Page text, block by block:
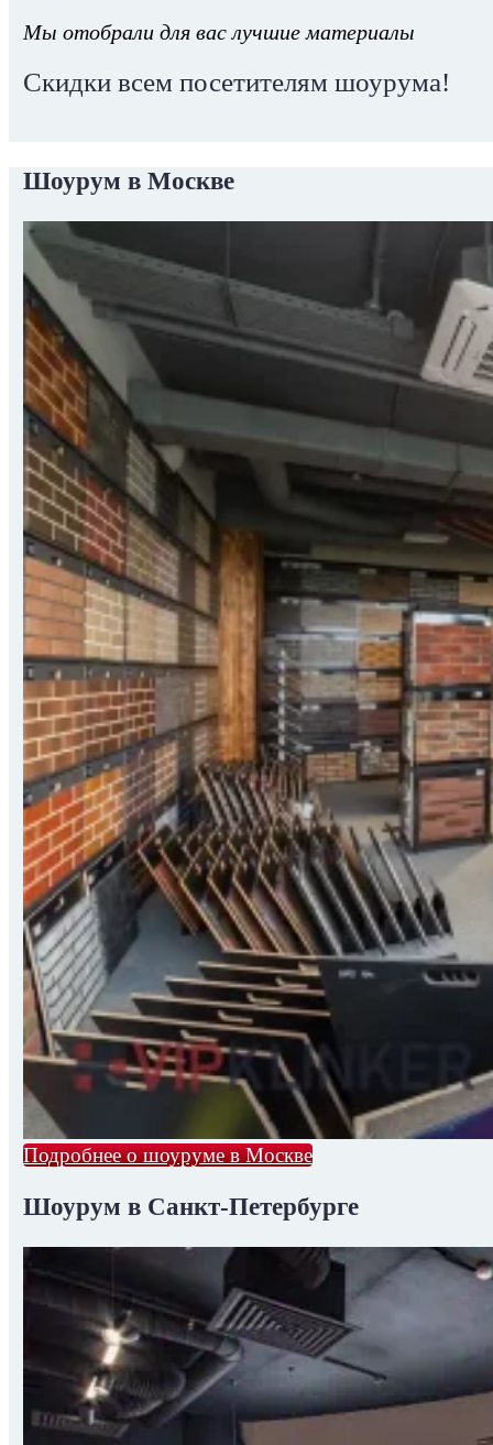
Мы отобрали для вас лучшие материалы
Скидки всем посетителям шоурума!
Шоурум в Москве
Подробнее о шоуруме в Москве
Шоурум в Санкт-Петербурге